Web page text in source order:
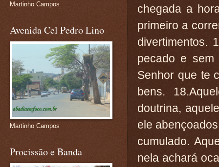
chegada a
primeiro a
divertimentos.
pecado e
Senhor que te
bens.
doutrina,
ele
cumulado.
nela achará
Martinho Campos
Avenida Cel Pedro Lino
Martinho Campos
Procissão e Banda